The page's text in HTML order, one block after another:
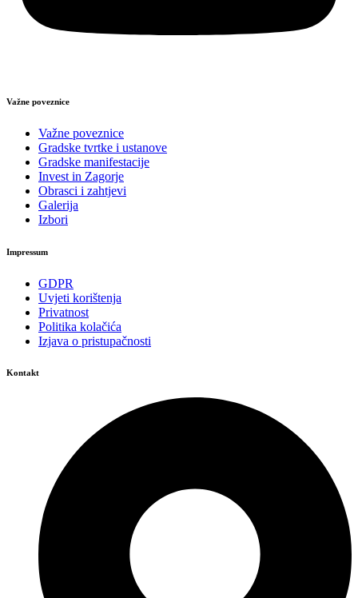
Važne poveznice
Važne poveznice
Gradske tvrtke i ustanove
Gradske manifestacije
Invest in Zagorje
Obrasci i zahtjevi
Galerija
Izbori
Impressum
GDPR
Uvjeti korištenja
Privatnost
Politika kolačića
Izjava o pristupačnosti
Kontakt